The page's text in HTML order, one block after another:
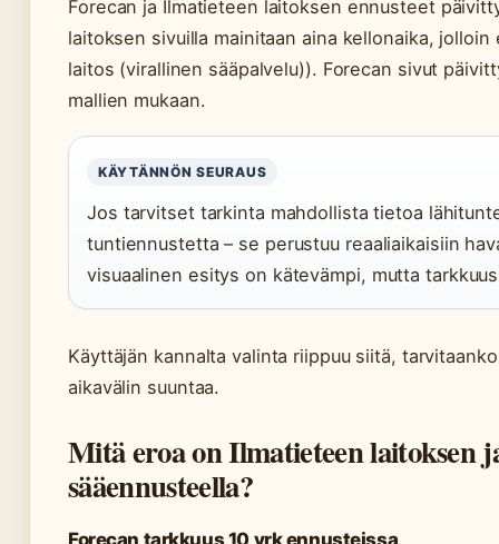
Forecan ja Ilmatieteen laitoksen ennusteet
laitoksen sivuilla mainitaan aina kellonaika,
laitos (virallinen sääpalvelu)). Forecan sivut
mallien mukaan.
KÄYTÄNNÖN SEURAUS
Jos tarvitset tarkinta mahdollista tietoa
tuntiennustetta – se perustuu reaaliaikaisiin
visuaalinen esitys on kätevämpi, mutta
Käyttäjän kannalta valinta riippuu siitä,
aikavälin suuntaa.
Mitä eroa on Ilmatieteen laitoksen
sääennusteella?